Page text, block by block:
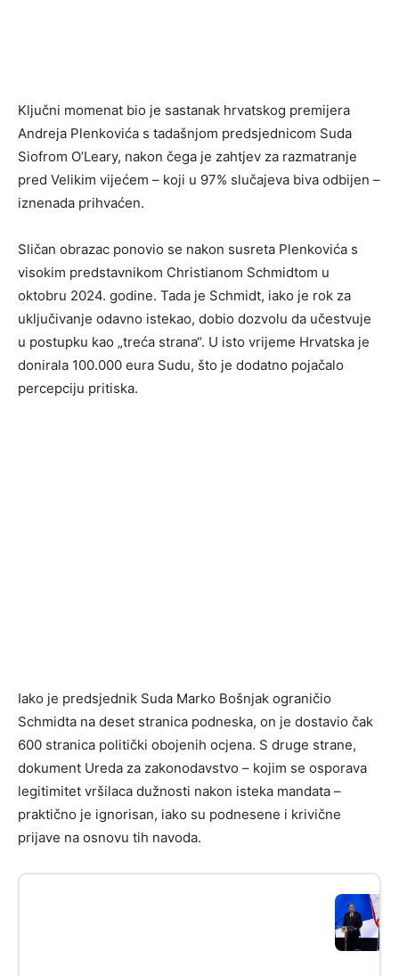
Ključni momenat bio je sastanak hrvatskog premijera
Andreja Plenkovića s tadašnjom predsjednicom Suda
Siofrom O’Leary, nakon čega je zahtjev za razmatranje
pred Velikim vijećem – koji u 97% slučajeva biva odbijen –
iznenada prihvaćen.
Sličan obrazac ponovio se nakon susreta Plenkovića s
visokim predstavnikom Christianom Schmidtom u
oktobru 2024. godine. Tada je Schmidt, iako je rok za
uključivanje odavno istekao, dobio dozvolu da učestvuje
u postupku kao „treća strana“. U isto vrijeme Hrvatska je
donirala 100.000 eura Sudu, što je dodatno pojačalo
percepciju pritiska.
Iako je predsjednik Suda Marko Bošnjak ograničio
Schmidta na deset stranica podneska, on je dostavio čak
600 stranica politički obojenih ocjena. S druge strane,
dokument Ureda za zakonodavstvo – kojim se osporava
legitimitet vršilaca dužnosti nakon isteka mandata –
praktično je ignorisan, iako su podnesene i krivične
prijave na osnovu tih navoda.